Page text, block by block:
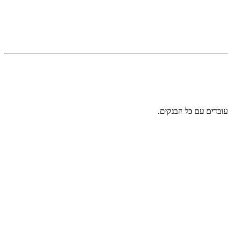
עם כל הבנקים.